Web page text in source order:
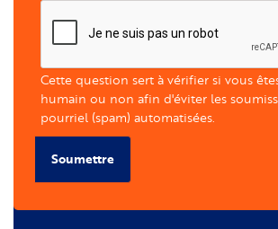
Cette question sert à vérifier si vous
humain ou non afin d'éviter les
pourriel (spam) automatisées.
Soumettre